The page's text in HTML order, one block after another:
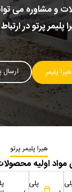
و مشاوره می
پلیمر پرتو در
پلیمر ارسال
هیرا پلیمر پرتو
مواد اولیه
پلی